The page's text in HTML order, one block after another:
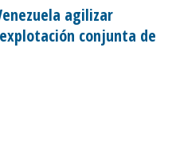
agilizar
conjunta de